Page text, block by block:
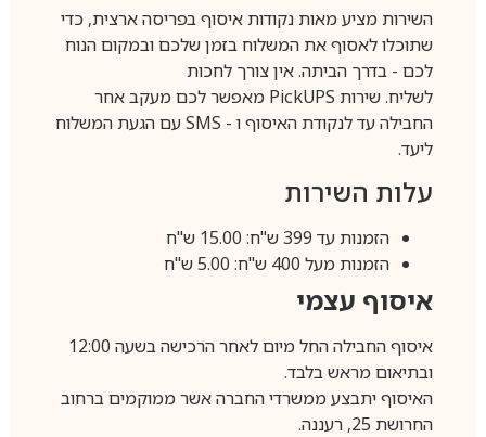
השירות מציע מאות נקודות איסוף בפריסה ארצית, כדי
שתוכלו לאסוף את המשלוח בזמן שלכם ובמקום הנוח
לכם - בדרך הביתה. אין צורך לחכות
לשליח. שירות PickUPSמאפשר לכם מעקב אחר
החבילה עד לנקודת האיסוף ו - SMSעם הגעת המשלוח
ליעד.
עלות השירות
הזמנות עד 399 ש"ח: 15.00 ש"ח
הזמנות מעל 400 ש"ח: 5.00 ש"ח
איסוף עצמי
איסוף החבילה החל מיום לאחר הרכישה בשעה 12:00
ובתיאום מראש בלבד.
האיסוף יתבצע ממשרדי החברה אשר ממוקמים ברחוב
החרושת 25, רעננה.